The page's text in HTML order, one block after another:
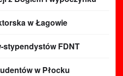
w Łagowie
stypendystów FDNT
w Płocku